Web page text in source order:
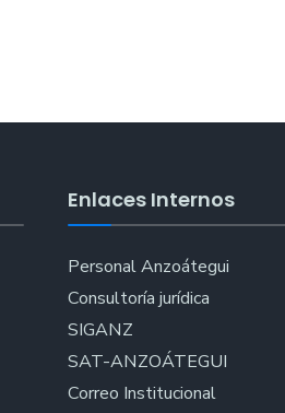
Enlaces Internos
Personal Anzoátegui
Consultoría jurídica
SIGANZ
SAT-ANZOÁTEGUI
Correo Institucional